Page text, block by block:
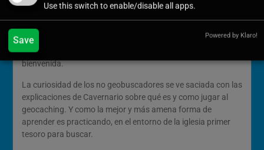
participantes, delante de la iglesia de Basconcillos;
Cavernario (geocacher palentino miembro de Geocaching
Spain) y Jose (geólogo del Geoparque) nos dan la
bienvenida.
La curiosidad de los no geobuscadores se ve saciada con las
explicaciones de Cavernario sobre qué es y como jugar al
geocaching. Y como la mejor y más amena forma de
aprender es practicando, en el entorno de la iglesia primer
tesoro para buscar.
Use this switch to enable/disable all apps.
Save Powered by Klaro!